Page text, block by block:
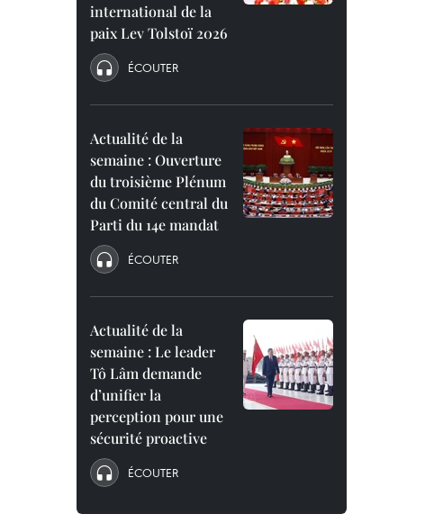
international de la
paix Lev Tolstoï 2026
ÉCOUTER
Actualité de la
semaine : Ouverture
du troisième Plénum
du Comité central du
Parti du 14e mandat
ÉCOUTER
Actualité de la
semaine : Le leader
Tô Lâm demande
d’unifier la
perception pour une
sécurité proactive
ÉCOUTER